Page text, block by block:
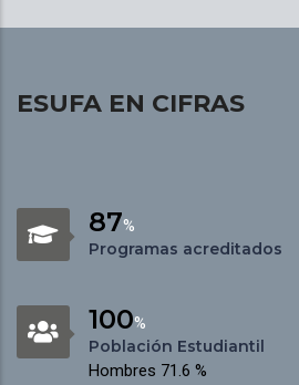
ESUFA EN CIFRAS
87%
Programas acreditados
100%
Población Estudiantil
Hombres 71.6 %